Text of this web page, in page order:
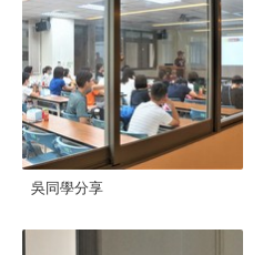
吳同學分享